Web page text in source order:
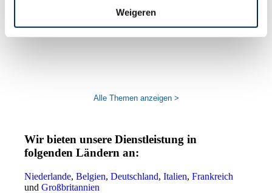
Weigeren
Arbeitsordnung in Belgien: eine Pflicht für
Alle Themen anzeigen >
Wir bieten unsere Dienstleistung in
folgenden Ländern an:
Niederlande, Belgien, Deutschland, Italien, Frankreich
und Großbritannien